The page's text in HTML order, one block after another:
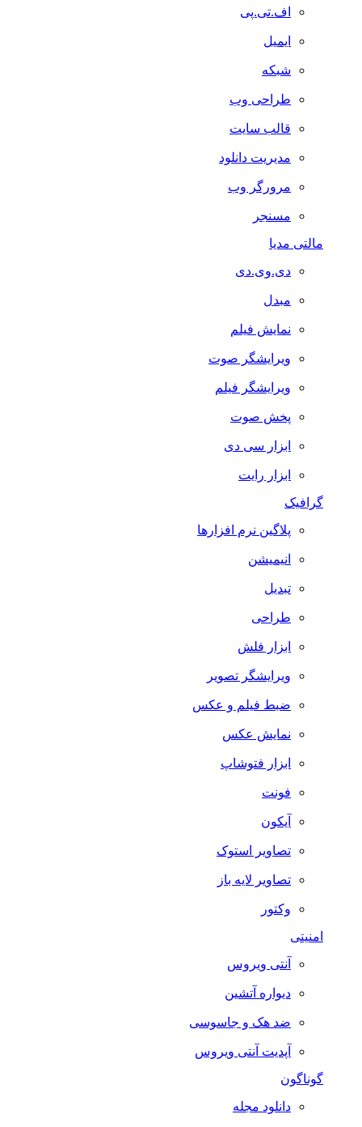
اف.تی.پی
ایمیل
شبکه
طراحی وب
قالب سایت
مدیریت دانلود
مرورگر وب
مسنجر
مالتی مدیا
دی.وی.دی
مبدل
نمایش فیلم
ویرایشگر صوت
ویرایشگر فیلم
پخش صوت
ابزار سی دی
ابزار رایت
گرافیک
پلاگین نرم افزارها
انیمیشن
تبدیل
طراحی
ابزار فلش
ویرایشگر تصویر
ضبط فيلم و عكس
نمایش عکس
ابزار فتوشاپ
فونت
آیکون
تصاویر استوک
تصاویر لایه باز
وکتور
آنتی ویروس
دیواره آتشین
ضد هک و جاسوسی
آپدیت آنتی ویروس
گوناگون
دانلود مجله